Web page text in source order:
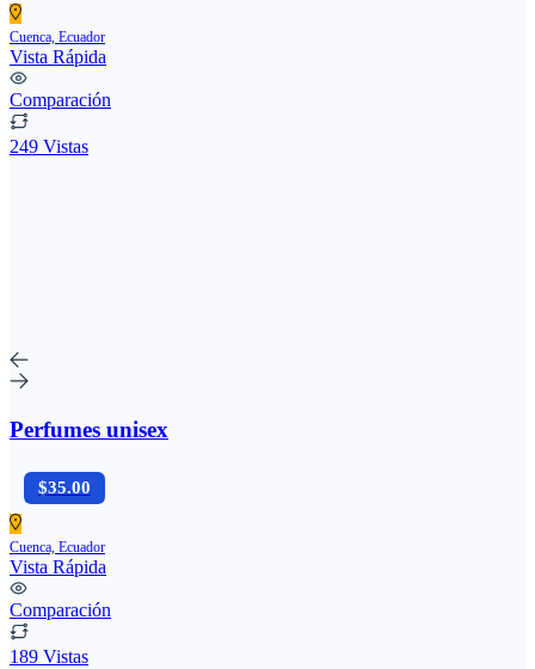
Cuenca, Ecuador
Vista Rápida
Comparación
249 Vistas
Perfumes unisex
$35.00
Cuenca, Ecuador
Vista Rápida
Comparación
189 Vistas